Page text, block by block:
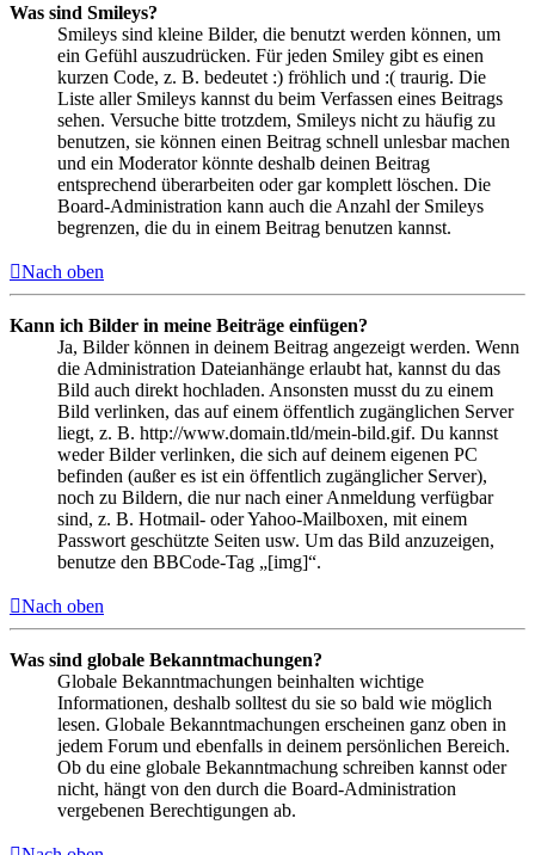
Was sind Smileys?
Smileys sind kleine Bilder, die benutzt werden können, um
ein Gefühl auszudrücken. Für jeden Smiley gibt es einen
kurzen Code, z. B. bedeutet :) fröhlich und :( traurig. Die
Liste aller Smileys kannst du beim Verfassen eines Beitrags
sehen. Versuche bitte trotzdem, Smileys nicht zu häufig zu
benutzen, sie können einen Beitrag schnell unlesbar machen
und ein Moderator könnte deshalb deinen Beitrag
entsprechend überarbeiten oder gar komplett löschen. Die
Board-Administration kann auch die Anzahl der Smileys
begrenzen, die du in einem Beitrag benutzen kannst.
Nach oben
Kann ich Bilder in meine Beiträge einfügen?
Ja, Bilder können in deinem Beitrag angezeigt werden. Wenn
die Administration Dateianhänge erlaubt hat, kannst du das
Bild auch direkt hochladen. Ansonsten musst du zu einem
Bild verlinken, das auf einem öffentlich zugänglichen Server
liegt, z. B. http://www.domain.tld/mein-bild.gif. Du kannst
weder Bilder verlinken, die sich auf deinem eigenen PC
befinden (außer es ist ein öffentlich zugänglicher Server),
noch zu Bildern, die nur nach einer Anmeldung verfügbar
sind, z. B. Hotmail- oder Yahoo-Mailboxen, mit einem
Passwort geschützte Seiten usw. Um das Bild anzuzeigen,
benutze den BBCode-Tag „[img]“.
Nach oben
Was sind globale Bekanntmachungen?
Globale Bekanntmachungen beinhalten wichtige
Informationen, deshalb solltest du sie so bald wie möglich
lesen. Globale Bekanntmachungen erscheinen ganz oben in
jedem Forum und ebenfalls in deinem persönlichen Bereich.
Ob du eine globale Bekanntmachung schreiben kannst oder
nicht, hängt von den durch die Board-Administration
vergebenen Berechtigungen ab.